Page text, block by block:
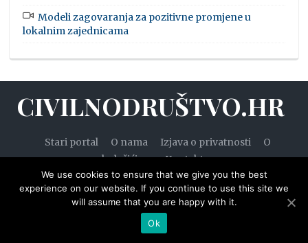
Modeli zagovaranja za pozitivne promjene u
lokalnim zajednicama
CIVILNODRUŠTVO.HR
Stari portal O nama Izjava o privatnosti
O
kolačićima
Kontakt
© 2020. — Civilnodruštvo.hr. Sva prava pridržana.
Designed by
We use cookies to ensure that we give you the best
experience on our website. If you continue to use this site we
will assume that you are happy with it.
Ok